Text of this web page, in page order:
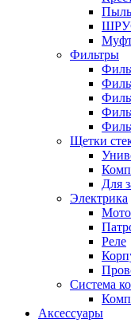
Фильтры
Щетки
Для
Электрика
Реле
Система
Аксессуары